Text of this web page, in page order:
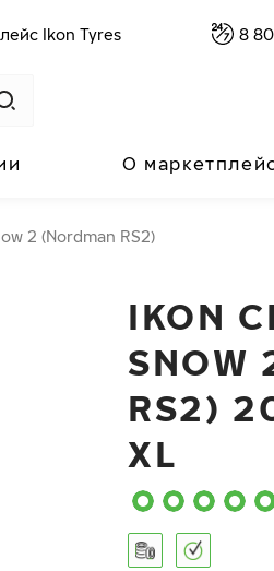
Ikon Tyres 8
О
2 (Nordman RS2)
IKON
SNOW
RS2)
XL